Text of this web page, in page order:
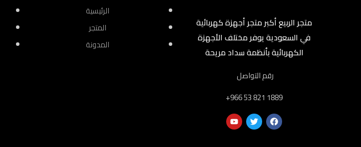
متجر الربيع أكبر متجر أجهزة كهربائية
في السعودية يوفر مختلف الأجهزة
الكهربائية بأنظمة سداد مريحة
رقم التواصل
‎+966 53 821 1889
الرئيسية
المتجر
المدونة